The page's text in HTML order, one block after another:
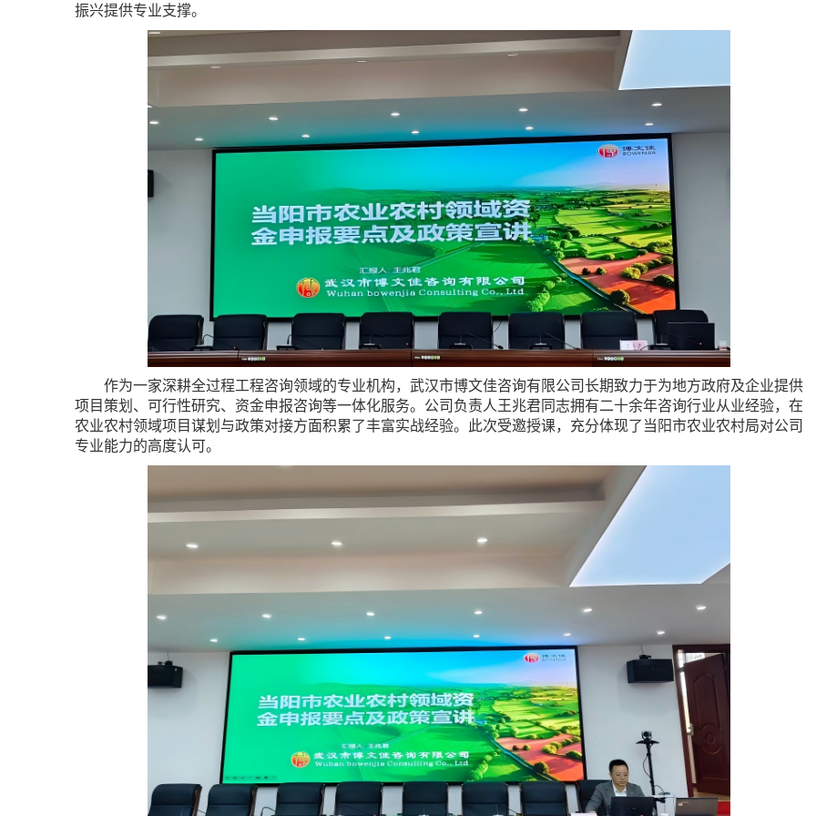
振兴提供专业支撑。
作为一家深耕全过程工程咨询领域的专业机构，武汉市博文佳咨询有限公司长期致力于为地方政府及企业提供
项目策划、可行性研究、资金申报咨询等一体化服务。公司负责人王兆君同志拥有二十余年咨询行业从业经验，在
农业农村领域项目谋划与政策对接方面积累了丰富实战经验。此次受邀授课，充分体现了当阳市农业农村局对公司
专业能力的高度认可。